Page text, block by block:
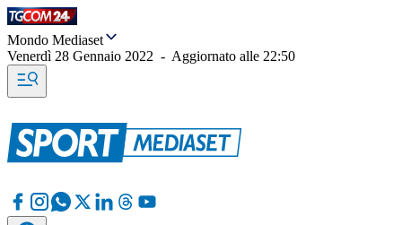
Mondo Mediaset
Venerdì 28 Gennaio 2022 - Aggiornato alle 22:50